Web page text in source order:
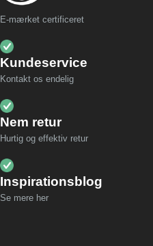
E-mærket certificeret
Kundeservice
Kontakt os endelig
Nem retur
Hurtig og effektiv retur
Inspirationsblog
Se mere her